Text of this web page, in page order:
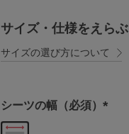
サイズ・仕様をえらぶ
サイズの選び方について
シーツの幅（必須）